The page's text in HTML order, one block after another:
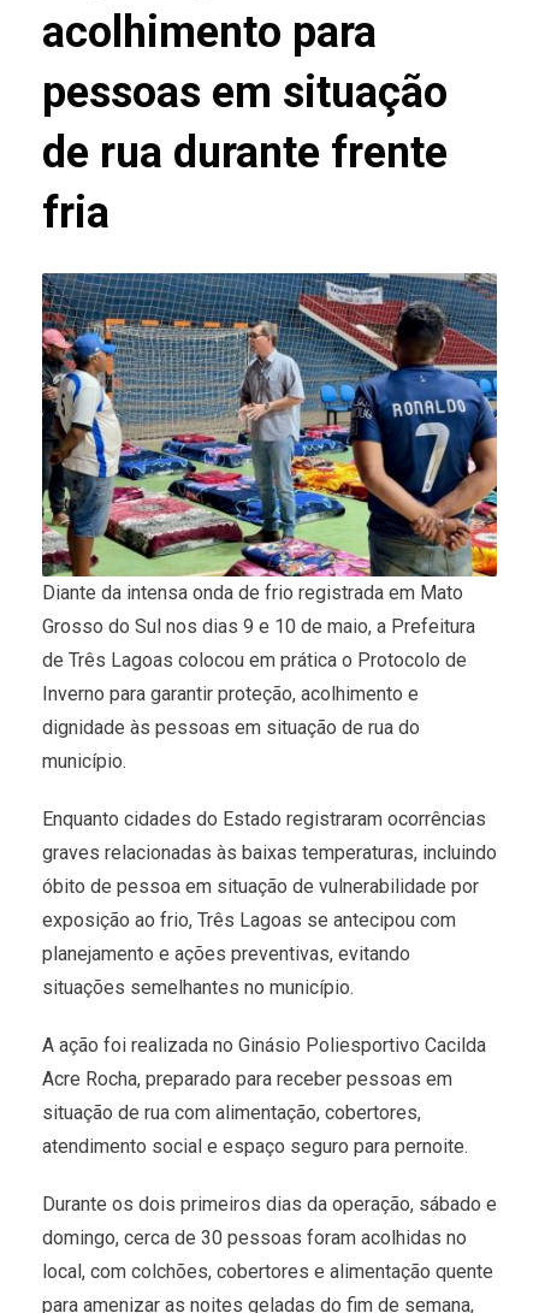
acolhimento para
pessoas em situação
de rua durante frente
fria
Diante da intensa onda de frio registrada em Mato
Grosso do Sul nos dias 9 e 10 de maio, a Prefeitura
de Três Lagoas colocou em prática o Protocolo de
Inverno para garantir proteção, acolhimento e
dignidade às pessoas em situação de rua do
município.
Enquanto cidades do Estado registraram ocorrências
graves relacionadas às baixas temperaturas, incluindo
óbito de pessoa em situação de vulnerabilidade por
exposição ao frio, Três Lagoas se antecipou com
planejamento e ações preventivas, evitando
situações semelhantes no município.
A ação foi realizada no Ginásio Poliesportivo Cacilda
Acre Rocha, preparado para receber pessoas em
situação de rua com alimentação, cobertores,
atendimento social e espaço seguro para pernoite.
Durante os dois primeiros dias da operação, sábado e
domingo, cerca de 30 pessoas foram acolhidas no
local, com colchões, cobertores e alimentação quente
para amenizar as noites geladas do fim de semana,